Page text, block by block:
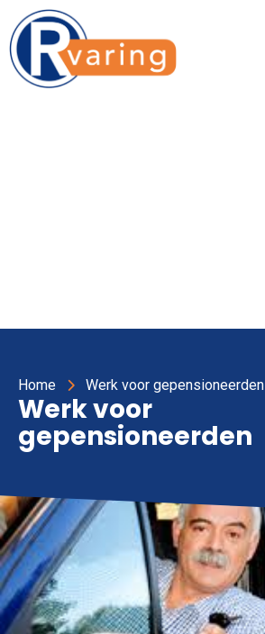
Home Werk voor gepensioneerden
Werk voor
gepensioneerden